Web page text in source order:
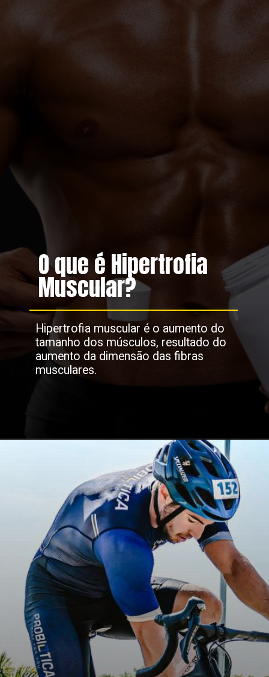
Hipertrofia muscular é o aumento do
tamanho dos músculos, resultado do
aumento da dimensão das fibras
musculares.
O que é Hipertrofia
Muscular?